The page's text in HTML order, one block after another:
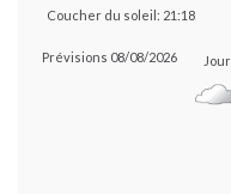
Coucher du soleil: 21:18
Prévisions 08/08/2026 Jour